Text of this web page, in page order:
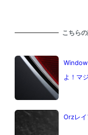
こちら
よ！マ
Orzレイ